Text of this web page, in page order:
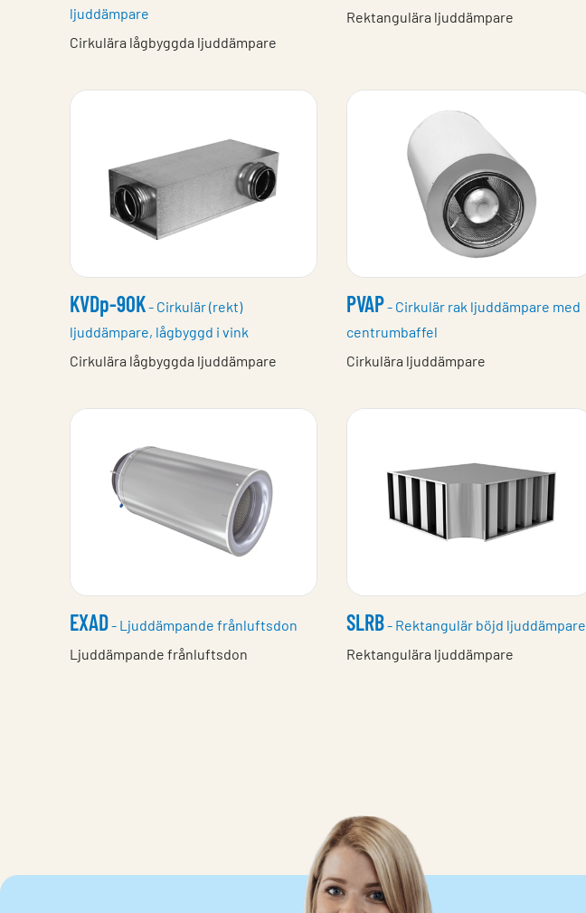
ljuddämpare
Cirkulära lågbyggda ljuddämpare
Rektangulära ljuddämpare
KVDp-90K- Cirkulär (rekt)
ljuddämpare, lågbyggd i vink
Cirkulära lågbyggda ljuddämpare
PVAP- Cirkulär rak ljuddämpare med
centrumbaffel
Cirkulära ljuddämpare
EXAD- Ljuddämpande frånluftsdon
Ljuddämpande frånluftsdon
SLRB- Rektangulär böjd ljuddämpare
Rektangulära ljuddämpare